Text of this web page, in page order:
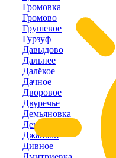
Громовка
Громово
Грушевое
Гурзуф
Давыдово
Дальнее
Далёкое
Дачное
Дворовое
Двуречье
Демьяновка
Денисовка
Джанкой
Дивное